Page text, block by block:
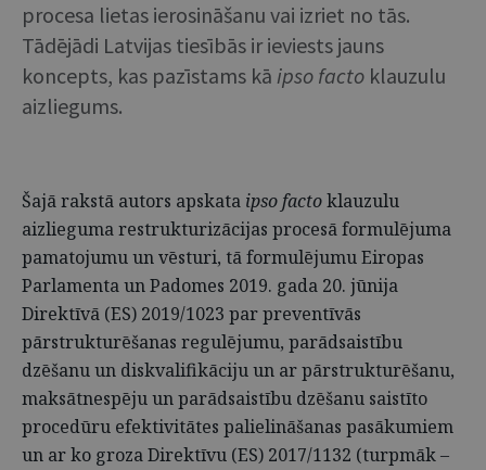
procesa lietas ierosināšanu vai izriet no tās.
Tādējādi Latvijas tiesībās ir ieviests jauns
koncepts, kas pazīstams kā ipso facto klauzulu
aizliegums.
Šajā rakstā autors apskata ipso factoklauzulu
aizlieguma restrukturizācijas procesā formulējuma
pamatojumu un vēsturi, tā formulējumu Eiropas
Parlamenta un Padomes 2019. gada 20. jūnija
Direktīvā (ES) 2019/1023 par preventīvās
pārstrukturēšanas regulējumu, parādsaistību
dzēšanu un diskvalifikāciju un ar pārstrukturēšanu,
maksātnespēju un parādsaistību dzēšanu saistīto
procedūru efektivitātes palielināšanas pasākumiem
un ar ko groza Direktīvu (ES) 2017/1132 (turpmāk –